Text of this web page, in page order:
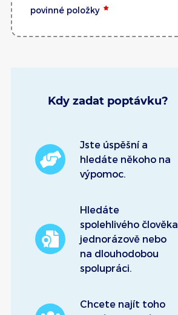
povinné položky
Kdy zadat poptávku?
Jste úspěšní a
hledáte někoho na
výpomoc.
Hledáte
spolehlivého člověka
jednorázově nebo
na dlouhodobou
spolupráci.
Chcete najít toho